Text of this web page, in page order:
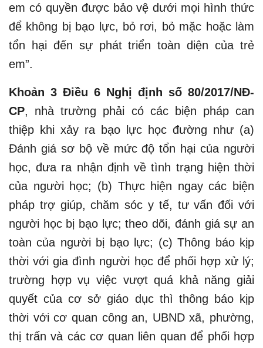
em có quyền được bảo vệ dưới mọi hình thức
để không bị bạo lực, bỏ rơi, bỏ mặc hoặc làm
tổn hại đến sự phát triển toàn diện của trẻ
em”.
Khoản 3 Điều 6 Nghị định số 80/2017/NĐ-
CP, nhà trường phải có các biện pháp can
thiệp khi xảy ra bạo lực học đường như (a)
Đánh giá sơ bộ về mức độ tổn hại của người
học, đưa ra nhận định về tình trạng hiện thời
của người học; (b) Thực hiện ngay các biện
pháp trợ giúp, chăm sóc y tế, tư vấn đối với
người học bị bạo lực; theo dõi, đánh giá sự an
toàn của người bị bạo lực; (c) Thông báo kịp
thời với gia đình người học để phối hợp xử lý;
trường hợp vụ việc vượt quá khả năng giải
quyết của cơ sở giáo dục thì thông báo kịp
thời với cơ quan công an, UBND xã, phường,
thị trấn và các cơ quan liên quan để phối hợp